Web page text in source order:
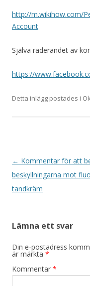
http://m.wikihow.com/
Account
Själva raderandet av
https://
Detta inlägg postades i
Inläggsnavigering
← Kommentar för att
beskyllningarna mot
tandkräm
Lämna ett svar
Din e-postadress
är märkta *
Kommentar *